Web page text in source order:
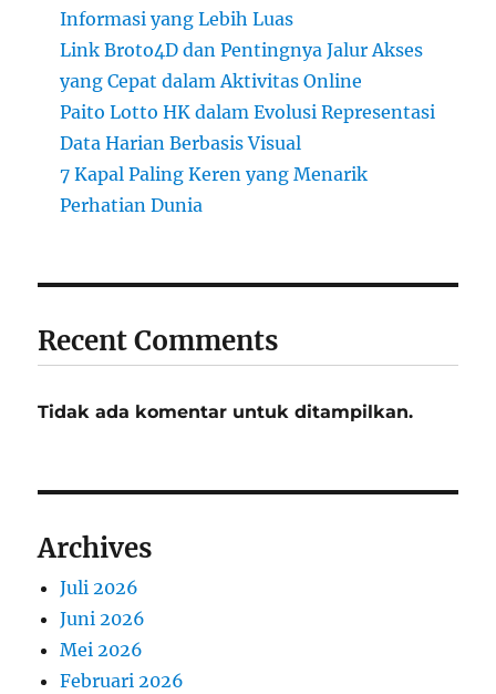
Informasi yang Lebih Luas
Link Broto4D dan Pentingnya Jalur Akses
yang Cepat dalam Aktivitas Online
Paito Lotto HK dalam Evolusi Representasi
Data Harian Berbasis Visual
7 Kapal Paling Keren yang Menarik
Perhatian Dunia
Recent Comments
Tidak ada komentar untuk ditampilkan.
Archives
Juli 2026
Juni 2026
Mei 2026
Februari 2026